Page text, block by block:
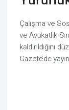
Çalışma ve
ve Avukatlık
kaldırıldığını
Gazete’de